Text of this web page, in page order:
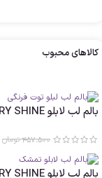
کالا‌های محبوب
بالم لب لابلو LABELLO STRAWBERRY SHINE حجم4.8g اصل
457،500تومان
بالم لب لابلو LABELLO BLACKBERRY SHINE حجم4.8g اصل